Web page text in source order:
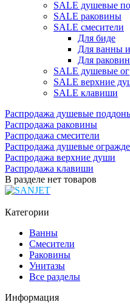
SALE душевые
SALE раковины
SALE смесители
Для биде
Для ванны
Для
SALE душевые
SALE верхние
SALE клавиши
Распродажа душевые
Распродажа раковины
Распродажа смесители
Распродажа душевые
Распродажа верхние души
Распродажа клавиши
В разделе нет товаров
Категории
Ванны
Смесители
Раковины
Унитазы
Все разделы
Информация